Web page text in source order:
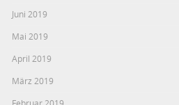
Juni 2019
Mai 2019
April 2019
März 2019
Februar 2019